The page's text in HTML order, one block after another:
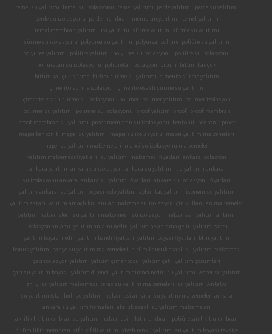
temel su yalıtımı
temel su izolasyonu temel yalıtımı perde yalıtımı
perde su yalıtımı
perde su izolasyonu
perde membran membran yalıtımı
temel yalıtımı
temel membran yalıtımı
ısı yalıtımı sürme yalıtım
sürme su yalıtımı
sürme su izolasyonu
polyurea su yalıtımı polyurea poliüre poliüre su yalıtımı
polyurea yalıtımı
poliüre yalıtımı polyurea su izolasyonu
poliüre su izolasyonu
poliüretan su izolasyonu
poliüretan izolasyon bitüm
bitüm kauçuk
bitüm kauçuk sürme
bitüm sürme su yalıtımı çimento sürme yalıtım
çimento sürme izolasyon çimento esaslı sürme su yalıtımı
çimento esaslı sürme su izolasyonu
polimer polimer yalıtım
polimer izolasyon
polimer su yalıtımı
polimer su izolasyonu proof yalıtım proof
proof membran
proof membran su yalıtımı
proof membran su izolasyonu bentonit
bentonit proof
mapei bentonit
mapei su yalıtımı mapei su izolasyonu
mapei yalıtım malzemeleri
mapei su yalıtımı malzemeleri
mapei su izolasyonu malzemeleri
yalıtım malzemesi fiyatları
su yalıtımı malzemesi fiyatları ankara izolasyon
ankara yalıtım ankara su izolasyon ankara su yalıtımı
su yalıtımı ankara
su izolasyonu ankara ankara su yalıtımı fiyatları ankara su izolasyonu fiyatları
yalıtım ankara
su yalıtım boyası ode yalıtım aykimtaş yalıtım
isonem su yalıtımı
yalıtım astarı
yalıtım amaçlı kullanılan malzemeler
izolasyon için kullanılan malzemeler
yalıtım malzemeleri
su yalıtım malzemesi su izolasyon malzemesi
yalıtım anlamı
izolasyon anlamı
yalıtım anlamı nedir yalıtım ne anlama gelir
yalıtım bandı
yalıtım boyası nedir
yalıtım bandı fiyatları yalıtım boyası fiyatları
btm yalıtım
bonus yalıtım
banyo su yalıtım malzemeleri
bitüm kauçuk esaslı su yalıtım malzemesi
çatı izolasyon yalıtım
yalıtım çimentosu yalıtım çatı
yalıtım çözümleri
çatı su yalıtım boyası
yalıtım direnci yalıtım direnci nedir su yalıtımı
weber su yalıtım
en iyi su yalıtım malzemesi
teras su yalıtım malzemeleri
su yalıtımı Antalya
su yalıtımı İstanbul
su yalıtım malzemesi ankara
su yalıtım malzemeleri ankara
ankara su yalıtım firmaları akrilik esaslı su yalıtım malzemeleri
akrilik likit membran su yalıtım malzemesi
likit membran
poliüretan likit membran
bitüm likit membran
zift ziftli yalıtım siyah renkli yalıtım su yalıtım boyası tavsiye